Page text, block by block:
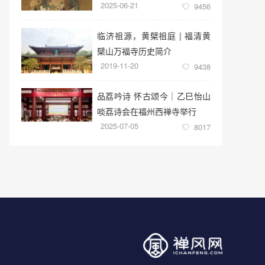
2025-06-21 9456
临济祖源，黄檗祖庭 | 福清黄
檗山万福寺历史简介
2019-11-20 9438
品荔吟诗 怀古颂今｜乙巳怡山
啖荔诗会在福州西禅寺举行
2025-07-05 8017